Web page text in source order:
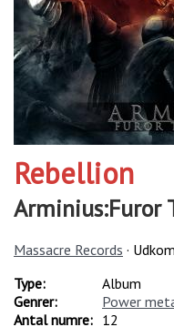
Rebellion
Arminius:Furor
Massacre Records · Udkom
Type:
Album
Genrer:
Power
Antal numre: 12